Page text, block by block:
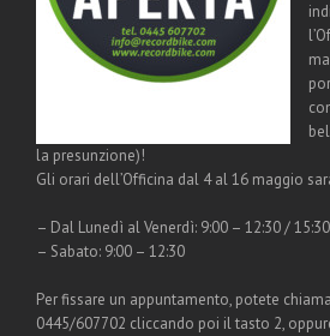
la presunzione)!
Gli orari dell’Officina dal 4 al 16 maggio
– Dal Lunedì al Venerdì: 9:00 – 12:30 /
– Sabato: 9:00 – 12:30
Per fissare un appuntamento, potete
0445/607702 cliccando poi il tasto 2,